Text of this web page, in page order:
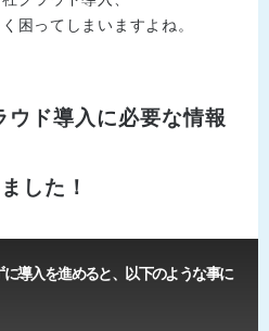
困ってしまいますよね。
ウド導入に必要な情報
した！
導入を進めると、以下のような事に